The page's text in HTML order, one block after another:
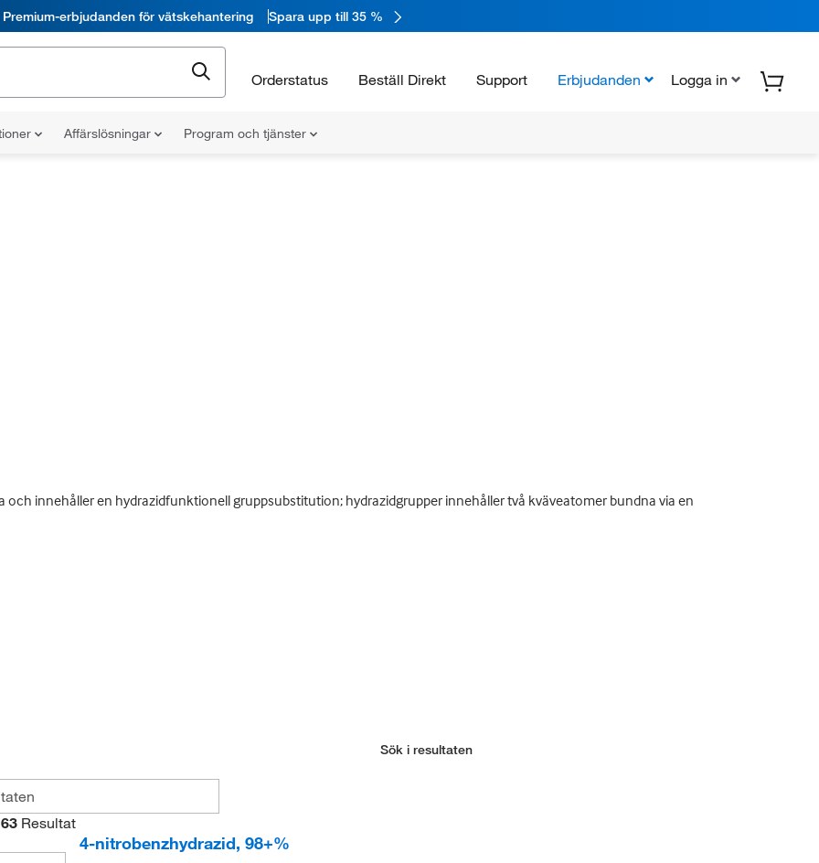
Premium-erbjudanden för vätskehantering Spara upp till 35 %
Orderstatus Beställ Direkt Support Erbjudanden Logga in
Affärslösningar Program och tjänster
innehåller en hydrazidfunktionell gruppsubstitution; hydrazidgrupper innehåller två kväveatomer bundna via en
Sök i resultaten
63 Resultat
4-nitrobenzhydrazid, 98+%